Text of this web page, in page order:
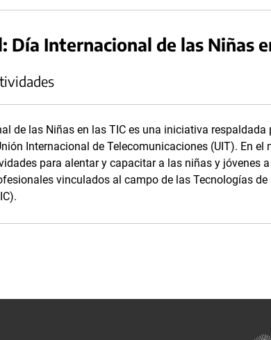
Día Internacional de las Niñas
de las Niñas en las TIC es una iniciativa
Internacional de Telecomunicaciones (UIT). En el
para alentar y capacitar a las niñas y jóvenes
vinculados al campo de las Tecnologías